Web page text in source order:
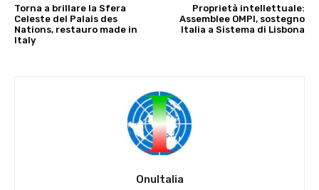
Torna a brillare la Sfera
Celeste del Palais des
Nations, restauro made in
Italy
Proprietà intellettuale:
Assemblee OMPI, sostegno
Italia a Sistema di Lisbona
OnuItalia